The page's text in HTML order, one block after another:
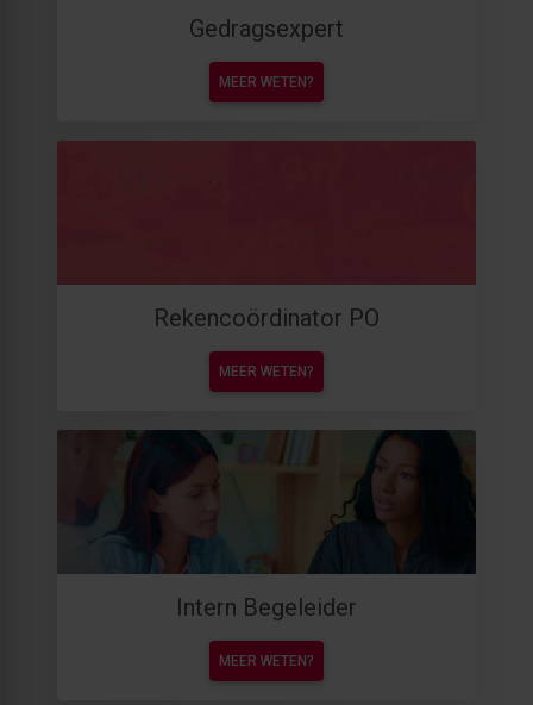
Gedragsexpert
MEER WETEN?
Rekencoördinator PO
MEER WETEN?
Intern Begeleider
MEER WETEN?